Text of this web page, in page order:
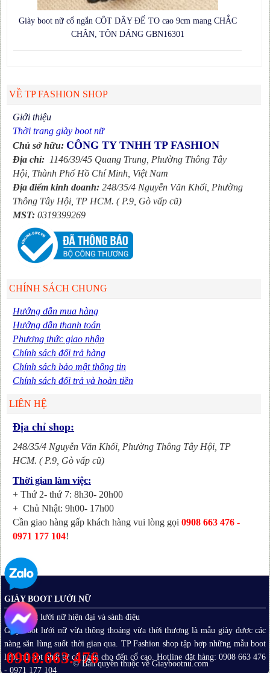
GIÀY BOOT LƯỚI NỮ
Giày boot lưới nữ hiện đại và sành điệu
Giày boot lưới nữ vừa thông thoáng vừa thời thượng là mẫu giày được các
nàng săn lùng suốt thời gian qua. TP Fashion shop tập hợp những mẫu boot
lưới nữ hot nhất từ cổ ngắn cho đến cổ cao. Hotline đặt hàng: 0908 663 476
- 0971 177 104
Giày boot nữ cổ ngắn CỘT DÂY ĐẾ TO cao 9cm mang CHẮC
CHÂN, TÔN DÁNG GBN16301
VỀ TP FASHION SHOP
Giới thiệu
Thời trang giày boot nữ
Chủ sở hữu: CÔNG TY TNHH TP FASHION
Địa chỉ: 1146/39/45 Quang Trung, Phường Thông Tây
Hội, Thành Phố Hồ Chí Minh, Việt Nam
Địa điểm kinh doanh:248/35/4 Nguyễn Văn Khối, Phường
Thông Tây Hội, TP HCM. ( P.9, Gò vấp cũ)
MST:0319399269
CHÍNH SÁCH CHUNG
Hướng dẫn mua hàng
Hướng dẫn thanh toán
Phương thức giao nhận
Chính sách đổi trả hàng
Chính sách bảo mật thông tin
Chính sách đổi trả và hoàn tiền
LIÊN HỆ
Địa chỉ shop:
248/35/4 Nguyễn Văn Khối, Phường Thông Tây Hội, TP
HCM. ( P.9, Gò vấp cũ)
Thời gian làm việc:
+ Thứ 2- thứ 7: 8h30- 20h00
+ Chủ Nhật: 9h00- 17h00
Cần giao hàng gấp khách hàng vui lòng gọi0908 663 476 -
0971 177 104!
© Bản quyền thuộc về Giaybootnu.com
0908.663.476